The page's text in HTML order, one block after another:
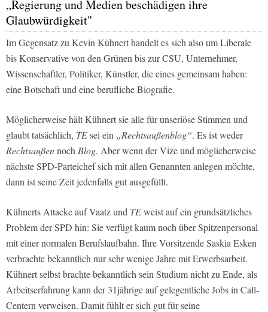
„Regierung und Medien beschädigen ihre
Glaubwürdigkeit"
Im Gegensatz zu Kevin Kühnert handelt es sich also um Liberale
bis Konservative von den Grünen bis zur CSU, Unternehmer,
Wissenschaftler, Politiker, Künstler, die eines gemeinsam haben:
eine Botschaft und eine berufliche Biografie.
Möglicherweise hält Kühnert sie alle für unseriöse Stimmen und
glaubt tatsächlich, TEsei ein „Rechtsaußenblog“. Es ist weder
RechtsaußennochBlog. Aber wenn der Vize und möglicherweise
nächste SPD-Parteichef sich mit allen Genannten anlegen möchte,
dann ist seine Zeit jedenfalls gut ausgefüllt.
Kühnerts Attacke auf Vaatz und TEweist auf ein grundsätzliches
Problem der SPD hin: Sie verfügt kaum noch über Spitzenpersonal
mit einer normalen Berufslaufbahn. Ihre Vorsitzende Saskia Esken
verbrachte bekanntlich nur sehr wenige Jahre mit Erwerbsarbeit.
Kühnert selbst brachte bekanntlich sein Studium nicht zu Ende, als
Arbeitserfahrung kann der 31jährige auf gelegentliche Jobs in Call-
Centern verweisen. Damit fühlt er sich gut für seine